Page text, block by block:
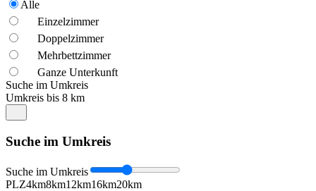
Alle
Einzelzimmer
Doppelzimmer
Mehrbettzimmer
Ganze Unterkunft
Suche im Umkreis
Umkreis bis 8 km
Suche im Umkreis
Suche im Umkreis
PLZ4km8km12km16km20km